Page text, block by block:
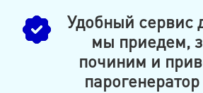
Удобный сервис
мы приедем,
починим и